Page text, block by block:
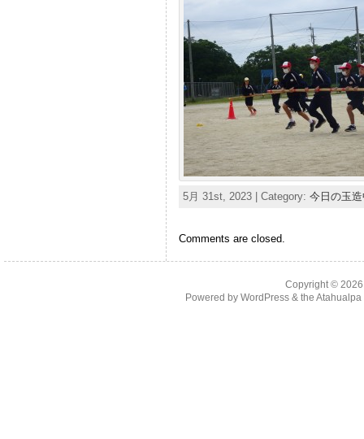
5月 31st, 2023 | Category: 今日の玉
Comments are closed.
Copyright ©
Powered by WordPress& the Atahualpa